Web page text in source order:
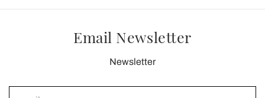
Email Newsletter
Newsletter